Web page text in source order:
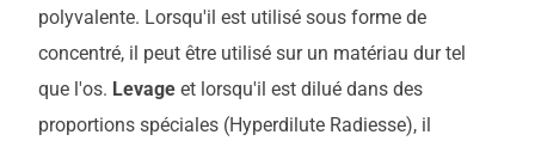
polyvalente. Lorsqu'il est utilisé sous forme de
concentré, il peut être utilisé sur un matériau dur tel
que l'os. Levage et lorsqu'il est dilué dans des
proportions spéciales (Hyperdilute Radiesse), il